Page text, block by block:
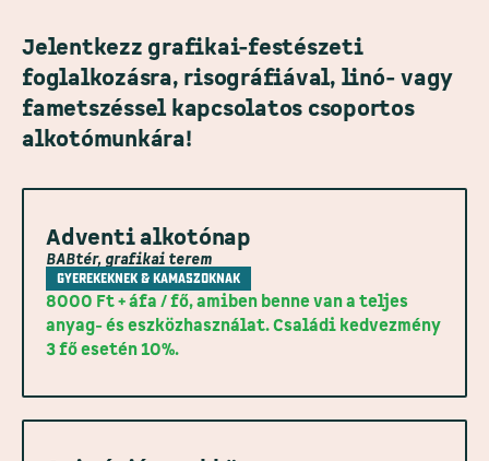
Jelentkezz grafikai-festészeti
foglalkozásra, risográfiával, linó- vagy
fametszéssel kapcsolatos csoportos
alkotómunkára!
Adventi alkotónap
BABtér, grafikai terem
GYEREKEKNEK & KAMASZOKNAK
8000 Ft + áfa / fő, amiben benne van a teljes
anyag- és eszközhasználat. Családi kedvezmény
3 fő esetén 10%.